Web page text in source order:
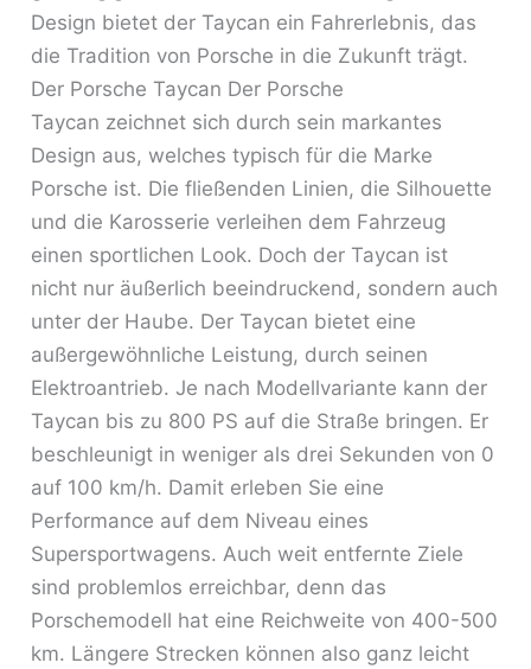
Design bietet der Taycan ein Fahrerlebnis, das
die Tradition von Porsche in die Zukunft trägt.
Der Porsche Taycan Der Porsche
Taycan zeichnet sich durch sein markantes
Design aus, welches typisch für die Marke
Porsche ist. Die fließenden Linien, die Silhouette
und die Karosserie verleihen dem Fahrzeug
einen sportlichen Look. Doch der Taycan ist
nicht nur äußerlich beeindruckend, sondern auch
unter der Haube. Der Taycan bietet eine
außergewöhnliche Leistung, durch seinen
Elektroantrieb. Je nach Modellvariante kann der
Taycan bis zu 800 PS auf die Straße bringen. Er
beschleunigt in weniger als drei Sekunden von 0
auf 100 km/h. Damit erleben Sie eine
Performance auf dem Niveau eines
Supersportwagens. Auch weit entfernte Ziele
sind problemlos erreichbar, denn das
Porschemodell hat eine Reichweite von 400-500
km. Längere Strecken können also ganz leicht